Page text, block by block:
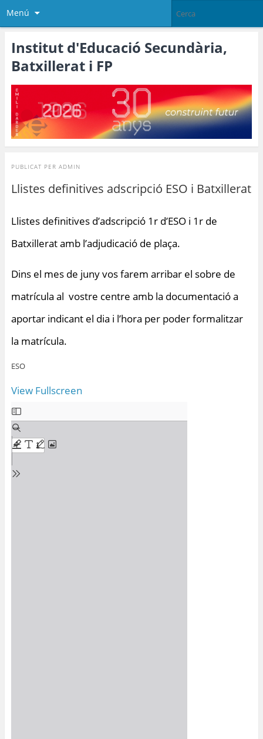
Menú
Institut d'Educació Secundària,
Batxillerat i FP
PUBLICAT PER ADMIN
Llistes definitives adscripció ESO i Batxillerat
Llistes definitives d’adscripció 1r d’ESO i 1r de
Batxillerat amb l’adjudicació de plaça.
Dins el mes de juny vos farem arribar el sobre de
matrícula al vostre centre amb la documentació a
aportar indicant el dia i l’hora per poder formalitzar
la matrícula.
ESO
View Fullscreen